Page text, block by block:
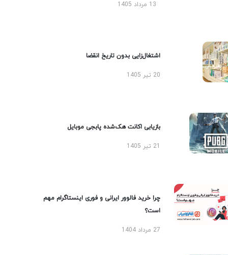
13 مرداد 1405
اشتغال‌زایی بدون تاریخ انقضا
20 تیر 1405
بازیابی اکانت هک‌شده پابجی موبایل
چرا خرید فالوور ایرانی و فوری اینستاگرام مهم
است؟
27 مرداد 1404